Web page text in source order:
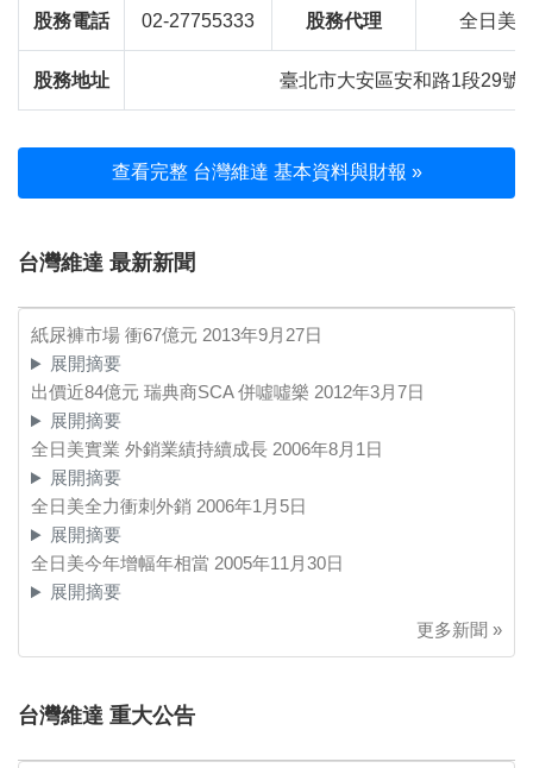
股務電話 02-27755333 股務代理 全日美
股務地址 臺北市大安區安和路1段29號
查看完整 台灣維達 基本資料與財報 »
台灣維達 最新新聞
紙尿褲市場 衝67億元 2013年9月27日
展開摘要
出價近84億元 瑞典商SCA 併噓噓樂 2012年3月7日
展開摘要
全日美實業 外銷業績持續成長 2006年8月1日
展開摘要
全日美全力衝刺外銷 2006年1月5日
展開摘要
全日美今年增幅年相當 2005年11月30日
展開摘要
更多新聞 »
台灣維達 重大公告